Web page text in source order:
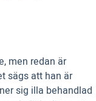
men redan är
sägs att han är
sig illa behandlad